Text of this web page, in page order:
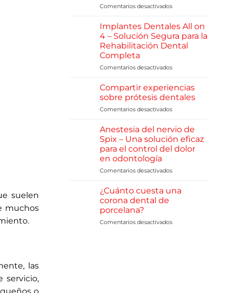
suelen
muchos
las
servicio,
Comentarios desactivados
de
más
reciente
2026
Implantes Dentales All on
4 – Solución Segura para la
Rehabilitación Dental
Completa
Comentarios desactivados
Dentales
All
on
Solución
Segura
para
Compartir experiencias
sobre prótesis dentales
Comentarios desactivados
experiencias
sobre
prótesis
dentales
Anestesia del nervio de
Spix – Una solución eficaz
para el control del dolor
en odontología
Comentarios desactivados
del
¿Cuánto cuesta una
corona dental de
porcelana?
Comentarios desactivados